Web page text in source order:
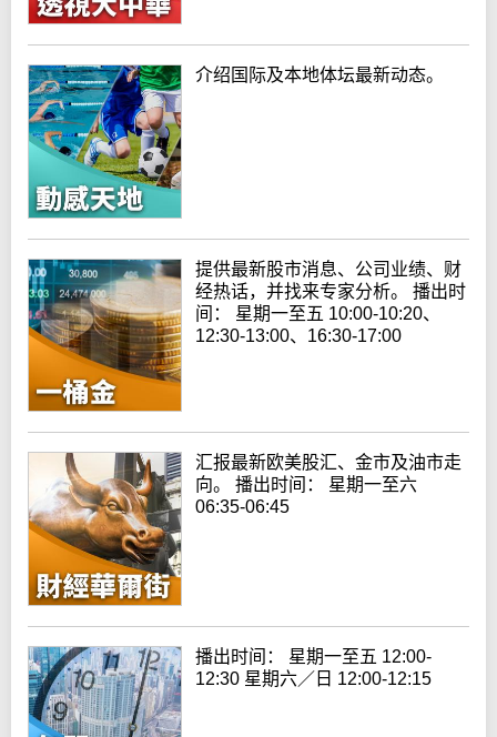
介绍国际及本地体坛最新动态。
提供最新股市消息、公司业绩、财
经热话，并找来专家分析。 播出时
间： 星期一至五 10:00-10:20、
12:30-13:00、16:30-17:00
汇报最新欧美股汇、金市及油市走
向。 播出时间： 星期一至六
06:35-06:45
播出时间： 星期一至五 12:00-
12:30 星期六／日 12:00-12:15